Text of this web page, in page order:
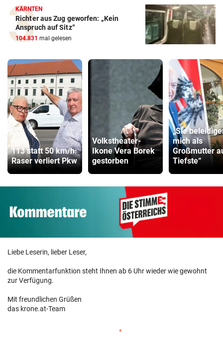
KÄRNTEN
Richter aus Zug geworfen: „Kein
Anspruch auf Sitz“
104.831 mal gelesen
113 statt 50 km/h:
Raser verliert Pkw
Volkstheater-
Ikone Vera Borek
gestorben
„Sie
mich als
Großmutter
Tiefste“
Liebe Leserin, lieber Leser,
die Kommentarfunktion steht Ihnen ab 6 Uhr wieder wie gewohnt
zur Verfügung.
Mit freundlichen Grüßen
das krone.at-Team